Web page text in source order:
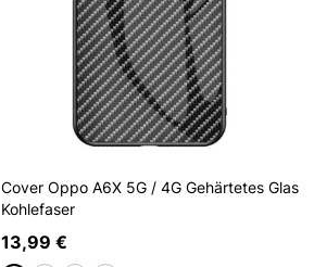
Cover Oppo A6X 5G / 4G Gehärtetes Glas
Kohlefaser
13,99 €